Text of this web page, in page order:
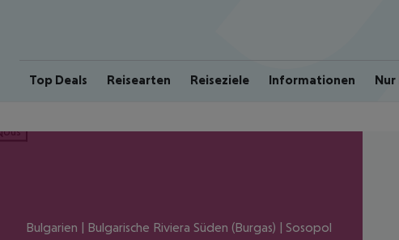
Top Deals Reisearten Reiseziele Informationen Nur
Bulgarien | Bulgarische Riviera Süden (Burgas) | Sosopol